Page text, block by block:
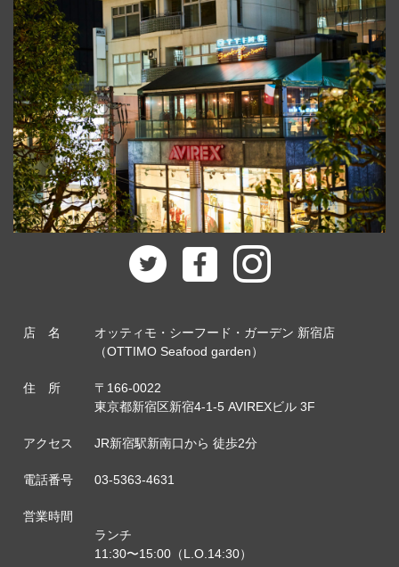
店 名
オッティモ・シーフード・ガーデン 新宿店
（OTTIMO Seafood garden）
住 所
〒166-0022
東京都新宿区新宿4-1-5 AVIREXビル 3F
アクセス JR新宿駅新南口から 徒歩2分
電話番号 03-5363-4631
営業時間
ランチ
11:30〜15:00（L.O.14:30）